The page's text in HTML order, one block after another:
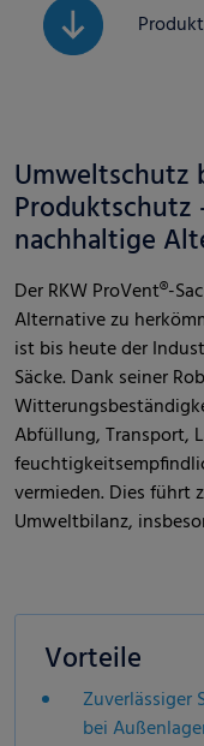
Umweltschutz
Produktschutz
nachhaltige
Der RKW ProVent®-
Alternative zu
ist bis heute der
Säcke. Dank seiner
Abfüllung, Transport,
vermieden. Dies führt
Umweltbilanz,
Vorteile
Zuverlässiger
bei